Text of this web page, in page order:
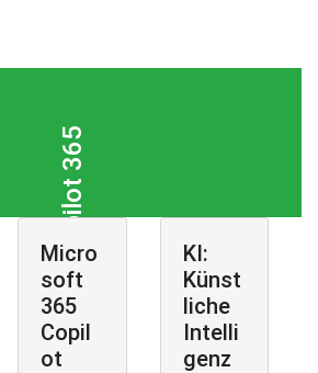
Copilot 365
Micro
soft
365
Copil
ot
KI:
Künst
liche
Intelli
genz